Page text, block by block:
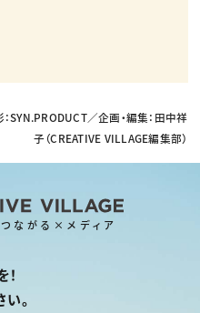
SYN.PRODUCT／企画・編集：田中祥
子（CREATIVE VILLAGE編集部）
ながる×メディア
。